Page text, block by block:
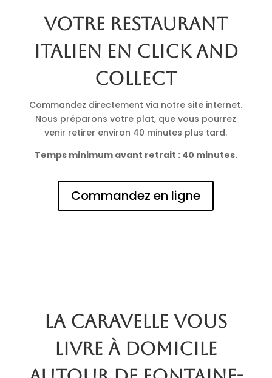
Votre restaurant
italien en click and
collect
Commandez directement via notre site internet.
Nous préparons votre plat, que vous pourrez
venir retirer environ 40 minutes plus tard.
Temps minimum avant retrait : 40 minutes.
Commandez en ligne
La Caravelle vous
livre à domicile